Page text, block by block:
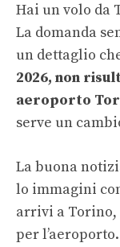
Hai un volo da
La domanda
un dettaglio
2026, non
aeroporto
serve un
La buona
lo immagini
arrivi a Torino,
per